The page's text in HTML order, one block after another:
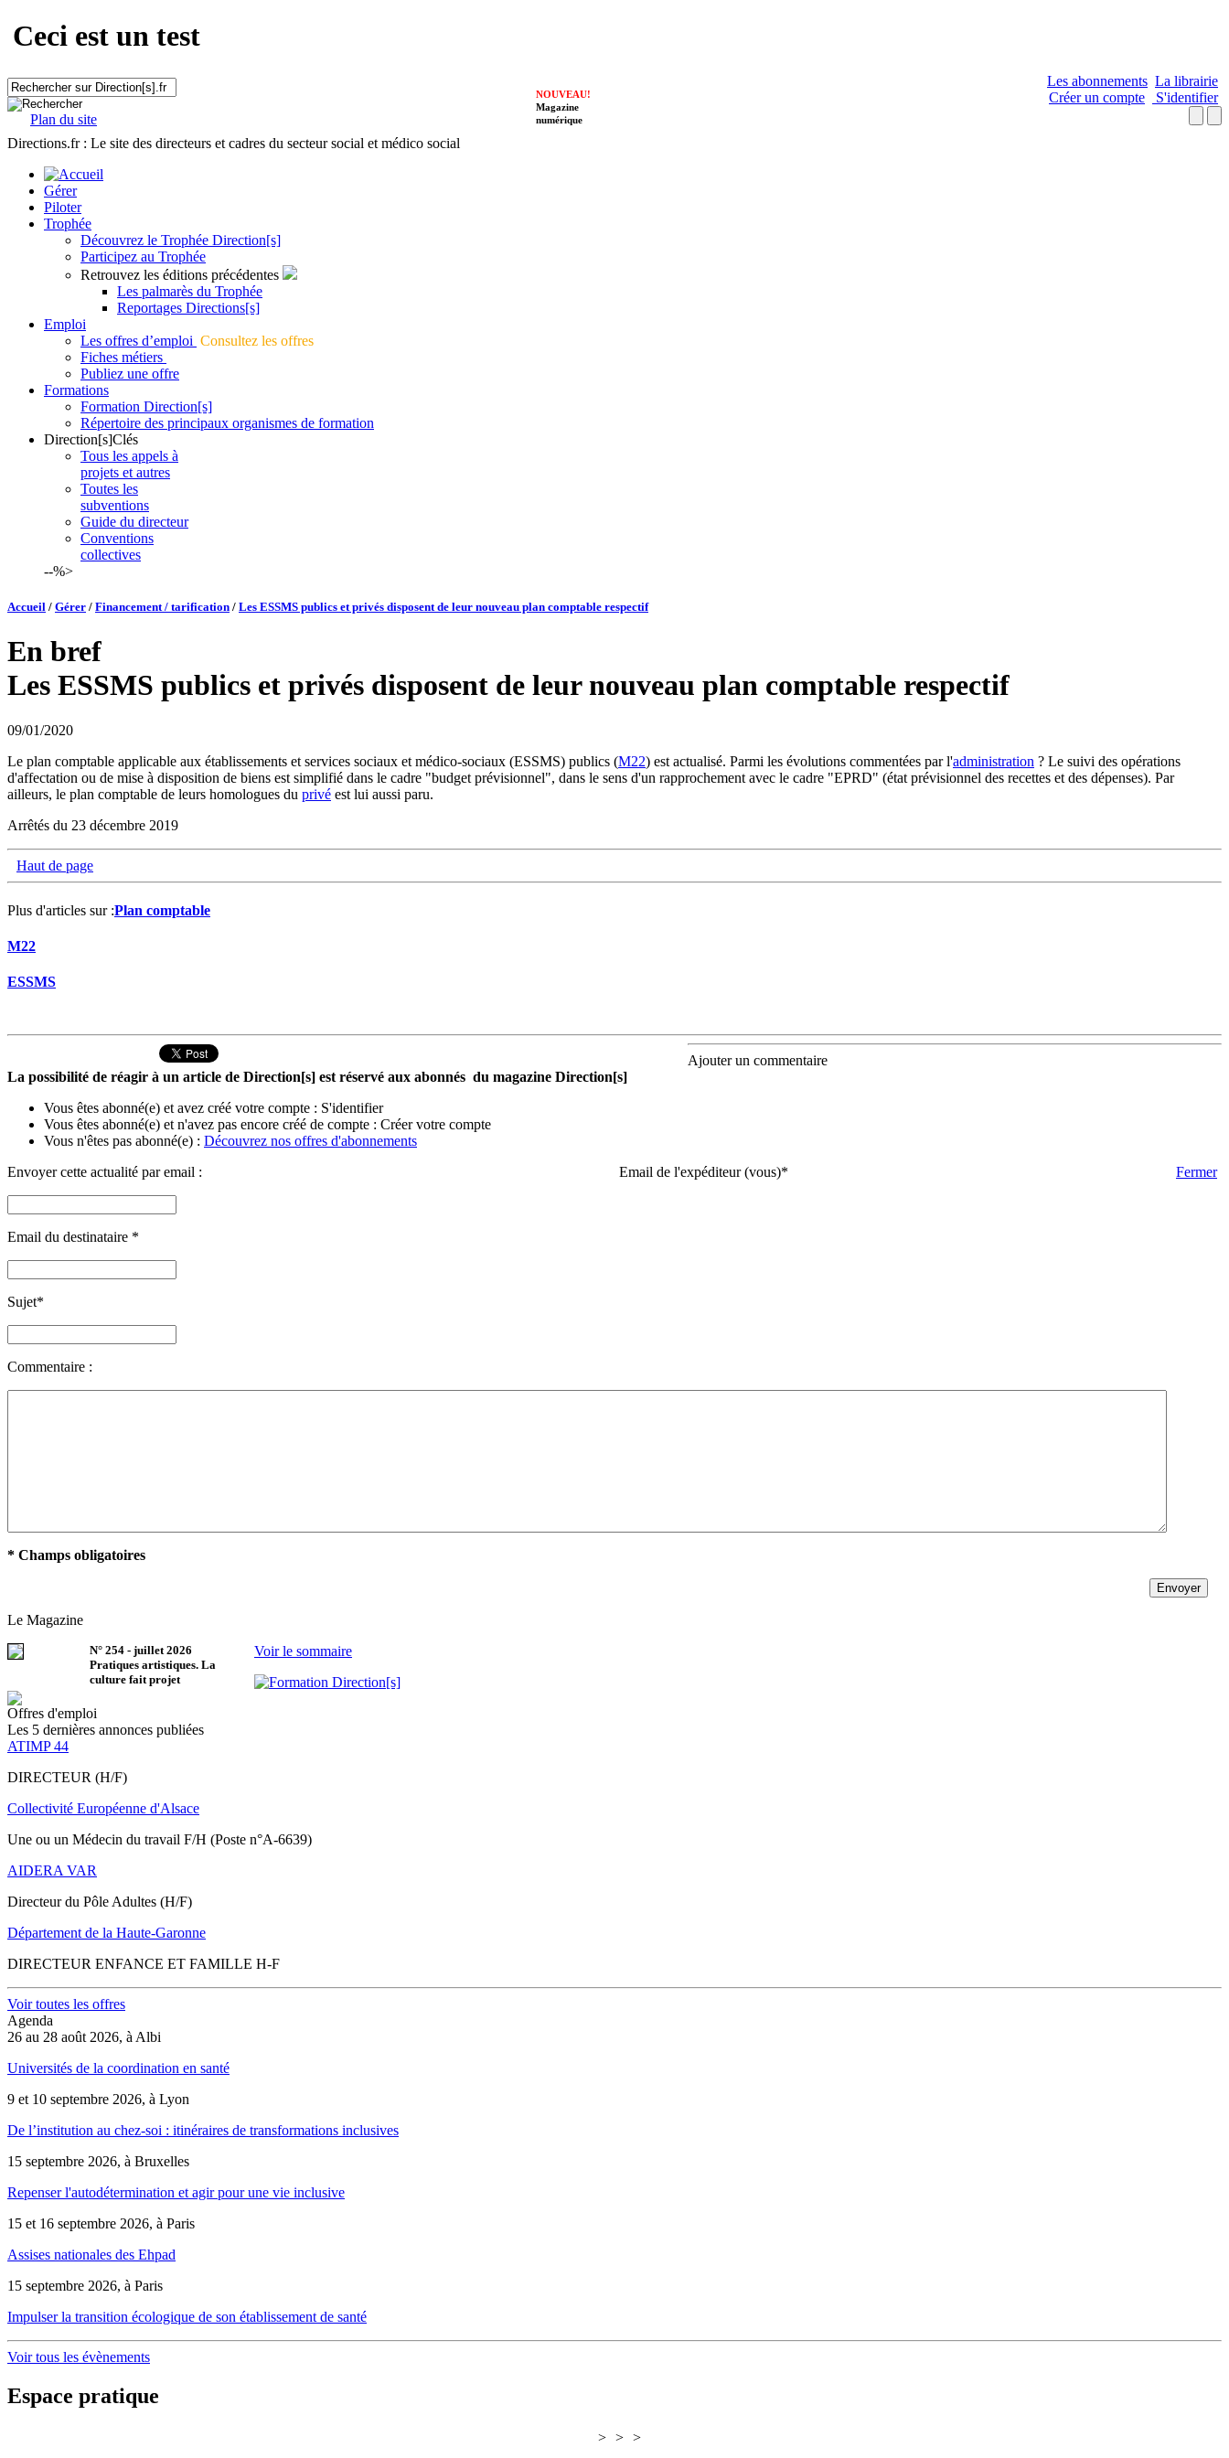
Ceci est un test
Plan du site
Les abonnements La librairie
Créer un compte
S'identifier
NOUVEAU!
Magazine
numérique
Directions.fr : Le site des directeurs et cadres du secteur social et médico social
Gérer
Piloter
Trophée
Découvrez le Trophée Direction[s]
Participez au Trophée
Retrouvez les éditions précédentes
Les palmarès du Trophée
Reportages Directions[s]
Emploi
Les offres d’emploi Consultez les offres
Fiches métiers
Publiez une offre
Formations
Formation Direction[s]
Répertoire des principaux organismes de formation
Direction[s]Clés
Tous les appels à
projets et autres
Toutes les
subventions
Guide du directeur
Conventions
collectives
--%>
Accueil / Gérer / Financement / tarification / Les ESSMS publics et privés disposent de leur nouveau plan comptable respectif
En bref
Les ESSMS publics et privés disposent de leur nouveau plan comptable respectif
09/01/2020
Le plan comptable applicable aux établissements et services sociaux et médico-sociaux (ESSMS) publics (M22) est actualisé. Parmi les évolutions commentées par l'administration ? Le suivi des opérations
d'affectation ou de mise à disposition de biens est simplifié dans le cadre "budget prévisionnel", dans le sens d'un rapprochement avec le cadre "EPRD" (état prévisionnel des recettes et des dépenses). Par
ailleurs, le plan comptable de leurs homologues du privé est lui aussi paru.
Arrêtés du 23 décembre 2019
Haut de page
Plus d'articles sur :Plan comptable
M22
ESSMS
Ajouter un commentaire
La possibilité de réagir à un article de Direction[s] est réservé aux abonnés du magazine Direction[s]
Vous êtes abonné(e) et avez créé votre compte : S'identifier
Vous êtes abonné(e) et n'avez pas encore créé de compte : Créer votre compte
Vous n'êtes pas abonné(e) : Découvrez nos offres d'abonnements
Envoyer cette actualité par email :
Fermer
Email de l'expéditeur (vous)*
Email du destinataire *
Sujet*
Commentaire :
* Champs obligatoires
Le Magazine
N° 254 - juillet 2026
Pratiques artistiques. La
culture fait projet
Voir le sommaire
Offres d'emploi
Les 5 dernières annonces publiées
ATIMP 44
DIRECTEUR (H/F)
Collectivité Européenne d'Alsace
Une ou un Médecin du travail F/H (Poste n°A-6639)
AIDERA VAR
Directeur du Pôle Adultes (H/F)
Département de la Haute-Garonne
DIRECTEUR ENFANCE ET FAMILLE H-F
Voir toutes les offres
Agenda
26 au 28 août 2026, à Albi
Universités de la coordination en santé
9 et 10 septembre 2026, à Lyon
De l’institution au chez-soi : itinéraires de transformations inclusives
15 septembre 2026, à Bruxelles
Repenser l'autodétermination et agir pour une vie inclusive
15 et 16 septembre 2026, à Paris
Assises nationales des Ehpad
15 septembre 2026, à Paris
Impulser la transition écologique de son établissement de santé
Voir tous les évènements
Espace pratique
> > >